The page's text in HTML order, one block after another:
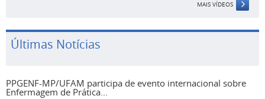
MAIS VÍDEOS
Últimas Notícias
PPGENF-MP/UFAM participa de evento internacional sobre
Enfermagem de Prática...